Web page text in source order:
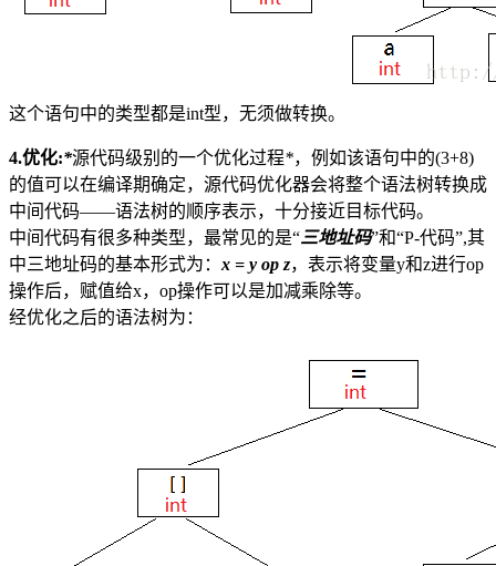
这个语句中的类型都是int型，无须做转换。
4.优化:*源代码级别的一个优化过程*，例如该语句中的(3+8)
的值可以在编译期确定，源代码优化器会将整个语法树转换成
中间代码——语法树的顺序表示，十分接近目标代码。
中间代码有很多种类型，最常见的是“三地址码”和“P-代码”,其
中三地址码的基本形式为： x = y op z，表示将变量y和z进行op
操作后，赋值给x，op操作可以是加减乘除等。
经优化之后的语法树为：